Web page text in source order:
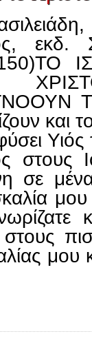
150)ΤΟ
και
φύσει
στους
σε
μου
μου